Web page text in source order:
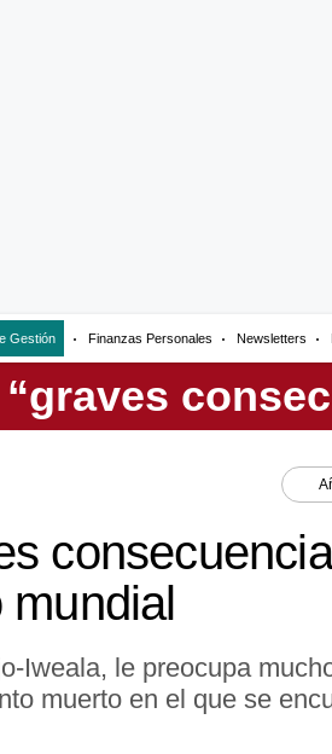
Gestión Finanzas Personales Newsletters
mundial
Iweala, le preocupa
muerto en el que se